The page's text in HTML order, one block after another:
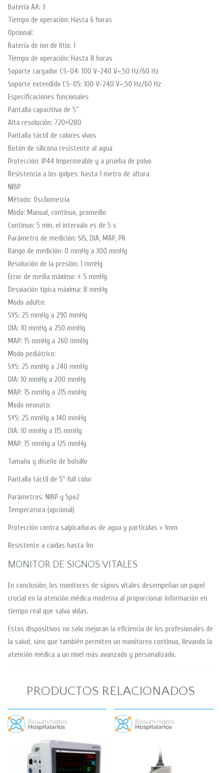
Batería AA: 3
Tiempo de operación: Hasta 6 horas
Opcional:
Batería de ion de litio: 1
Tiempo de operación: Hasta 8 horas
Soporte cargador CS-04: 100 V-240 V~,50 Hz/60 Hz
Soporte extendido CS-05: 100 V-240 V~,50 Hz/60 Hz
Especificaciones funcionales
Pantalla capacitiva de 5”
Alta resolución: 720×1280
Pantalla táctil de colores vivos
Botón de silicona resistente al agua
Protección: IP44 Impermeable y a prueba de polvo
Resistencia a los golpes: hasta 1 metro de altura
NIBP
Método: Oscilometría
Modo: Manual, continuo, promedio
Continuo: 5 min, el intervalo es de 5 s
Parámetro de medición: SIS, DIA, MAP, PR
Rango de medición: 0 mmHg a 300 mmHg
Resolución de la presión: 1 mmHg
Error de media máximo: ± 5 mmHg
Desviación típica máxima: 8 mmHg
Modo adulto:
SYS: 25 mmHg a 290 mmHg
DIA: 10 mmHg a 250 mmHg
MAP: 15 mmHg a 260 mmHg
Modo pediátrico:
SYS: 25 mmHg a 240 mmHg
DIA: 10 mmHg a 200 mmHg
MAP: 15 mmHg a 215 mmHg
Modo neonato:
SYS: 25 mmHg a 140 mmHg
DIA: 10 mmHg a 115 mmHg
MAP: 15 mmHg a 125 mmHg
Tamaño y diseño de bolsillo
Pantalla táctil de 5″ full color
Parámetros: NIBP y Spo2
Temperatura (opcional)
Protección contra salpicaduras de agua y partículas > 1mm
Resistente a caídas hasta 1m
MONITOR DE SIGNOS VITALES
En conclusión, los monitores de signos vitales desempeñan un papel
crucial en la atención médica moderna al proporcionar información en
tiempo real que salva vidas.
Estos dispositivos no solo mejoran la eficiencia de los profesionales de
la salud, sino que también permiten un monitoreo continuo, llevando la
atención médica a un nivel más avanzado y personalizado.
PRODUCTOS RELACIONADOS